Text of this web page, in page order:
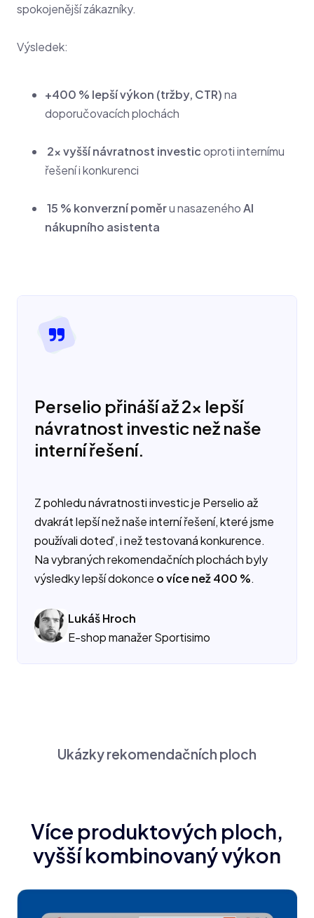
spokojenější zákazníky.
Výsledek:
+400 % lepší výkon (tržby, CTR)na
doporučovacích plochách
2× vyšší návratnost investicoproti internímu
řešení i konkurenci
15 % konverzní poměru nasazenéhoAI
nákupního asistenta
Perselio přináší až 2× lepší
návratnost investic než naše
interní řešení.
Z pohledu návratnosti investic je Perselio až
dvakrát lepší než naše interní řešení, které jsme
používali doteď, i než testovaná konkurence.
Na vybraných rekomendačních plochách byly
výsledky lepší dokonce o více než 400 %.
Lukáš Hroch
E-shop manažer Sportisimo
Ukázky rekomendačních ploch
Více produktových ploch,
vyšší kombinovaný výkon